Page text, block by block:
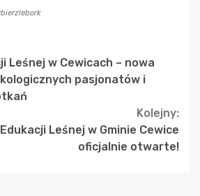
Leśnej w Cewicach – nowa
pasjonatów i
Kolejny:
Leśnej w Gminie Cewice
oficjalnie otwarte!